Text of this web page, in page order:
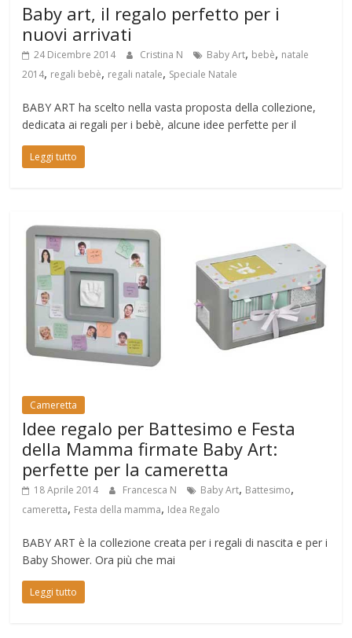
Baby art, il regalo perfetto per i
nuovi arrivati
24 Dicembre 2014 Cristina N Baby Art, bebè, natale
2014, regali bebè, regali natale, Speciale Natale
BABY ART ha scelto nella vasta proposta della collezione,
dedicata ai regali per i bebè, alcune idee perfette per il
Leggi tutto
Cameretta
Idee regalo per Battesimo e Festa
della Mamma firmate Baby Art:
perfette per la cameretta
18 Aprile 2014 Francesca N Baby Art, Battesimo,
cameretta, Festa della mamma, Idea Regalo
BABY ART è la collezione creata per i regali di nascita e per i
Baby Shower. Ora più che mai
Leggi tutto